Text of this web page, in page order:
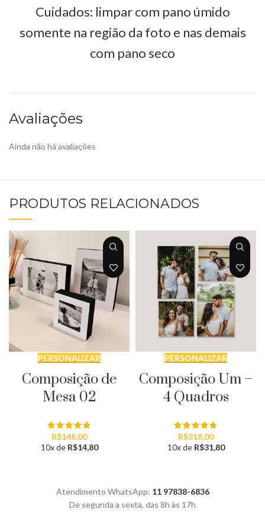
Cuidados: limpar com pano úmido
somente na região da foto e nas demais
com pano seco
Avaliações
Ainda não há avaliações
PRODUTOS RELACIONADOS
PERSONALIZAR
Composição de
Mesa 02
R$148,00
10x de R$14,80
PERSONALIZAR
Composição Um –
4 Quadros
R$318,00
10x de R$31,80
Atendimento WhatsApp: 11 97838-6836
De segunda a sexta, das 8h às 17h